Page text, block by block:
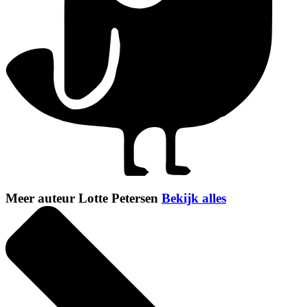
Meer auteur Lotte Petersen Bekijk alles